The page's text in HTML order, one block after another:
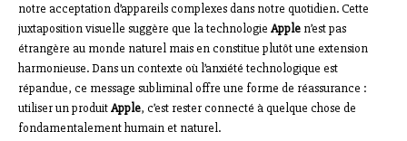
notre acceptation d’appareils complexes dans notre quotidien. Cette
juxtaposition visuelle suggère que la technologie Apple n’est pas
étrangère au monde naturel mais en constitue plutôt une extension
harmonieuse. Dans un contexte où l’anxiété technologique est
répandue, ce message subliminal offre une forme de réassurance :
utiliser un produitApple, c’est rester connecté à quelque chose de
fondamentalement humain et naturel.